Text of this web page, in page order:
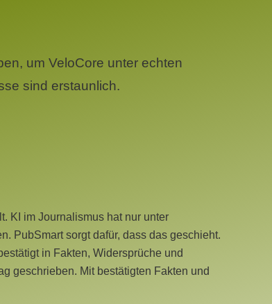
um VeloCore unter echten
sind erstaunlich.
KI im Journalismus hat nur unter
PubSmart sorgt dafür, dass das geschieht.
in Fakten, Widersprüche und
geschrieben. Mit bestätigten Fakten und